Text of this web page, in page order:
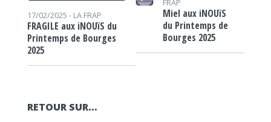
17/02/2025 - LA FRAP
FRAGILE aux iNOUïS du
Printemps de Bourges
2025
FRAP
Miel aux iNOUïS
du Printemps de
Bourges 2025
RETOUR SUR…